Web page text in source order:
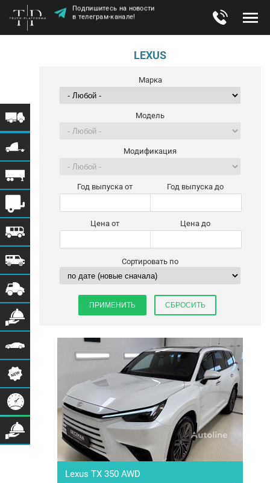
Подпишитесь на новости
в телеграм-канале!
LEXUS
Марка
Модель
Модификация
Год выпуска от Год выпуска до
Цена от Цена до
Сортировать по
Lexus TX 350 AWD